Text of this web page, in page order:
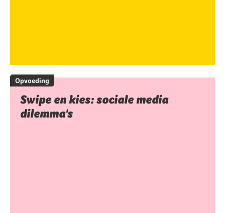
Opvoeding
Swipe en kies: sociale media
dilemma's